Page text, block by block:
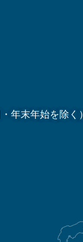
年末年始を除く）